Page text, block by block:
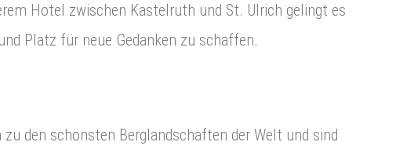
Hotel zwischen Kastelruth und St. Ulrich gelingt es
Platz für neue Gedanken zu schaffen.
zu den schönsten Berglandschaften der Welt und sind